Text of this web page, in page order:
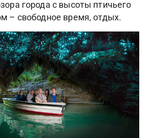
города с высоты птичьего
– свободное время, отдых.